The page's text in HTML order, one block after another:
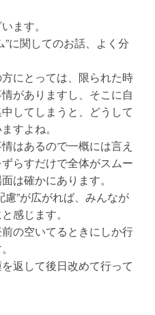
ます。
に関してのお話、よく分
にとっては、限られた時
がありますし、そこに自
してしまうと、どうして
すよね。
はあるので一概には言え
らすだけで全体がスムー
は確かにあります。
慮”が広がれば、みんなが
感じます。
の空いてるときにしか行
返して後日改めて行って